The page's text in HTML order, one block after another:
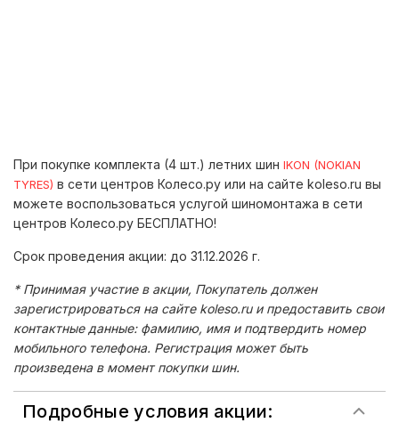
При покупке комплекта (4 шт.) летних шин IKON (NOKIAN
TYRES) в сети центров Колесо.ру или на сайте koleso.ru вы
можете воспользоваться услугой шиномонтажа в сети
центров Колесо.ру БЕСПЛАТНО!
Срок проведения акции: до 31.12.2026 г.
* Принимая участие в акции, Покупатель должен
зарегистрироваться на сайте koleso.ru и предоставить свои
контактные данные: фамилию, имя и подтвердить номер
мобильного телефона. Регистрация может быть
произведена в момент покупки шин.
Подробные условия акции: